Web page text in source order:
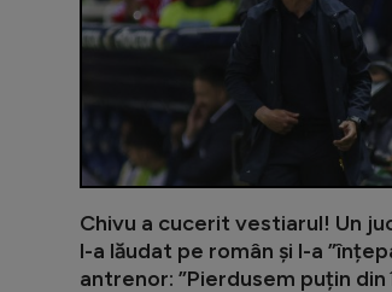
Chivu a cucerit vestiarul! Un
l-a lăudat pe român și l-a
antrenor: ”Pierdusem puțin